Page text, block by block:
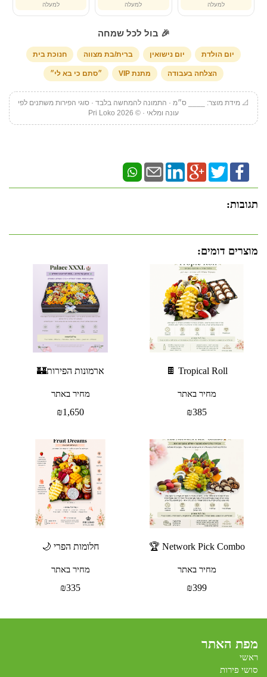
למעלה
למעלה
למעלה
🎉 בול לכל שמחה
יום הולדת יום נישואין ברית/בת מצווה חנוכת בית
הצלחה בעבודה מתנת VIP ״סתם כי בא לי״
📐 מידת מוצר: ____ ס״מ · התמונה להמחשה בלבד · סוגי הפירות משתנים לפי
עונה ומלאי · © Pri Loko 2026
תגובות:
מוצרים דומים:
Tropical Roll 🍫
מחיר באתר
₪385
ארמונות הפירות🏰
מחיר באתר
₪1,650
Network Pick Combo 🏆
מחיר באתר
₪399
חלומות הפרי 🌙
מחיר באתר
₪335
מפת האתר
ראשי
סושי פירות